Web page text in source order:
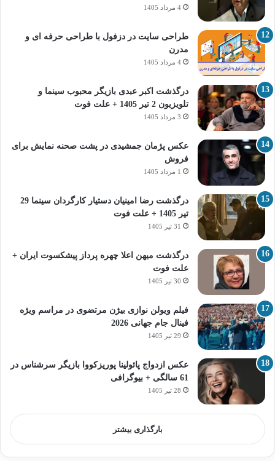
4 مرداد 1405
طراحی سایت در دزفول با طراحی حرفه‌ ای و
مدرن
4 مرداد 1405
درگذشت اکبر عبدی بازیگر محبوب سینما و
تلویزیون 2 تیر 1405 + علت فوت
3 مرداد 1405
عکس پژمان جمشیدی در پشت صحنه نمایش برای
فروش
1 مرداد 1405
درگذشت رضا امینیان دستیار کارگردان سینما 29
تیر 1405 + علت فوت
31 تیر 1405
درگذشت میهن اعلا چهره پرداز پیشکسوت ایران +
علت فوت
30 تیر 1405
فیلم ویولن نوازی بیژن مرتضوی در مراسم ویژه
فینال جام جهانی 2026
29 تیر 1405
عکس ازدواج پائولینا پوریزکووا بازیگر سرشناس در
61 سالگی + بیوگرافی
28 تیر 1405
بارگذاری بیشتر